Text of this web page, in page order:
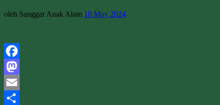
oleh Sanggar Anak Alam 10 May 2024
Facebook
Mastodon
Email